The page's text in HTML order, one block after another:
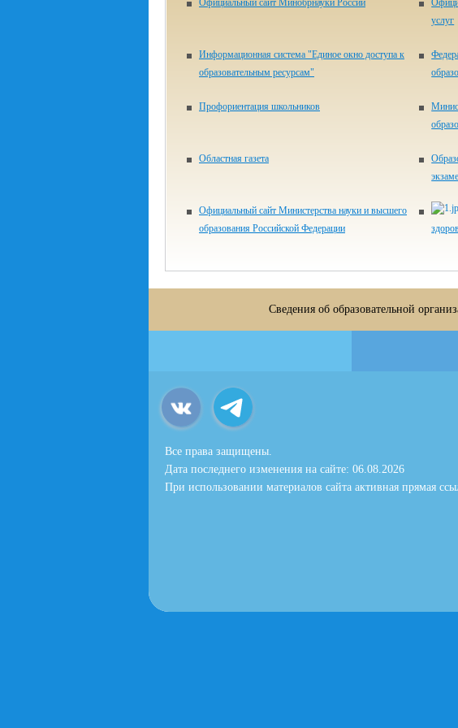
Официальный сайт Минобрнауки России
услуг
Информационная система "Единое окно доступа к
образовательным ресурсам"
Профориентация школьников
Областная газета
Официальный сайт Министерства науки и высшего
образования Российской Федерации
Сведения об образовательной
Все права защищены.
Дата последнего изменения на сайте: 06.08.2026
При использовании материалов сайта активная прямая